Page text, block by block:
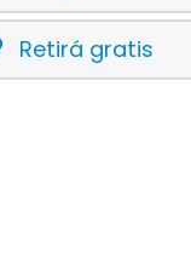
Retirá gratis